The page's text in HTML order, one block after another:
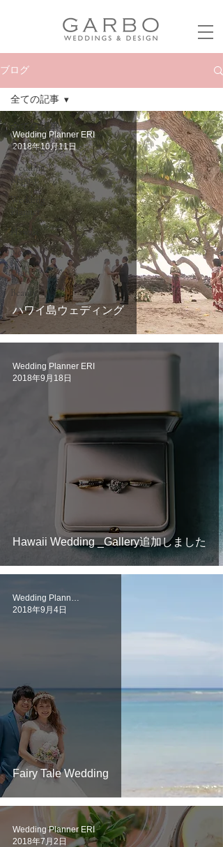
ブログ
全ての記事
Wedding Tips
Wedding
Report
Wedding
Planner
Hawaii
News
Diary
Beauty
全ての記事
ハワイ島ウェディング
Wedding Planner ERI
2018年10月11日
Hawaii Wedding _Gallery追加しました
Wedding Planner ERI
2018年9月18日
Fairy Tale Wedding
2018年9月4日
Wedding Planner ERI
2018年7月2日